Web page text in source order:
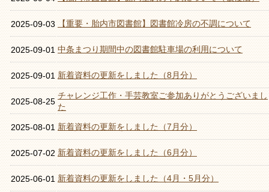
2025-09-03 【重要・胎内市図書館】図書館冷房の不調について
2025-09-01 中条まつり期間中の図書館駐車場の利用について
2025-09-01 新着資料の更新をしました（8月分）
2025-08-25
チャレンジ工作・手芸教室ご参加ありがとうございまし
た
2025-08-01 新着資料の更新をしました（7月分）
2025-07-02 新着資料の更新をしました（6月分）
2025-06-01 新着資料の更新をしました（4月・5月分）